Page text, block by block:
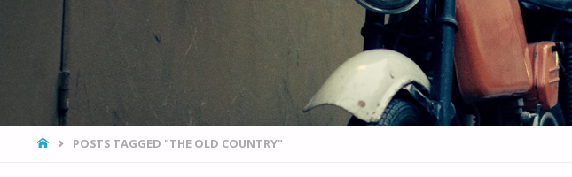
HOMEPOSTS TAGGED "THE OLD COUNTRY"